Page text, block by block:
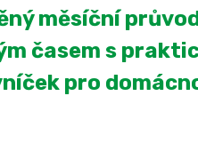
měsíční
časem s
pro